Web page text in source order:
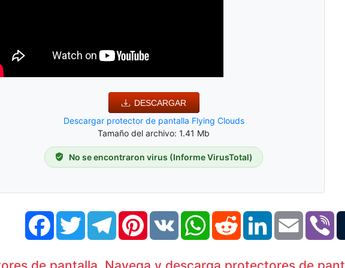
DESCARGAR
Descargar protector de pantalla Flying Clouds
Tamaño del archivo: 1.41 Mb
No se encontraron virus (Informe VirusTotal)
FacebookTwitter TelegramPinterestVK WhatsAppReddit LinkedIn Email